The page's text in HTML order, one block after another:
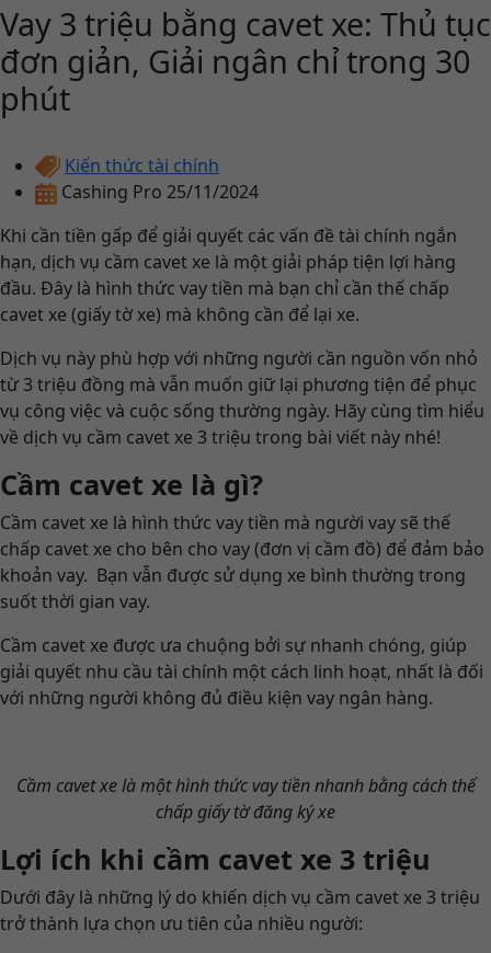
Vay 3 triệu bằng cavet xe: Thủ tục
đơn giản, Giải ngân chỉ trong 30
phút
Kiến thức tài chính
Cashing Pro 25/11/2024
Khi cần tiền gấp để giải quyết các vấn đề tài chính ngắn
hạn, dịch vụ cầm cavet xe là một giải pháp tiện lợi hàng
đầu. Đây là hình thức vay tiền mà bạn chỉ cần thế chấp
cavet xe (giấy tờ xe) mà không cần để lại xe.
Dịch vụ này phù hợp với những người cần nguồn vốn nhỏ
từ 3 triệu đồng mà vẫn muốn giữ lại phương tiện để phục
vụ công việc và cuộc sống thường ngày. Hãy cùng tìm hiểu
về dịch vụ cầm cavet xe 3 triệu trong bài viết này nhé!
Cầm cavet xe là gì?
Cầm cavet xe là hình thức vay tiền mà người vay sẽ thế
chấp cavet xe cho bên cho vay (đơn vị cầm đồ) để đảm bảo
khoản vay. Bạn vẫn được sử dụng xe bình thường trong
suốt thời gian vay.
Cầm cavet xe được ưa chuộng bởi sự nhanh chóng, giúp
giải quyết nhu cầu tài chính một cách linh hoạt, nhất là đối
với những người không đủ điều kiện vay ngân hàng.
Cầm cavet xe là một hình thức vay tiền nhanh bằng cách thế
chấp giấy tờ đăng ký xe
Lợi ích khi cầm cavet xe 3 triệu
Dưới đây là những lý do khiến dịch vụ cầm cavet xe 3 triệu
trở thành lựa chọn ưu tiên của nhiều người: